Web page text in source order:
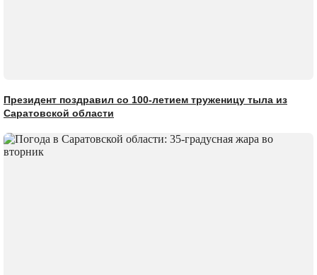
Президент поздравил со 100-летием труженицу тыла из
Саратовской области